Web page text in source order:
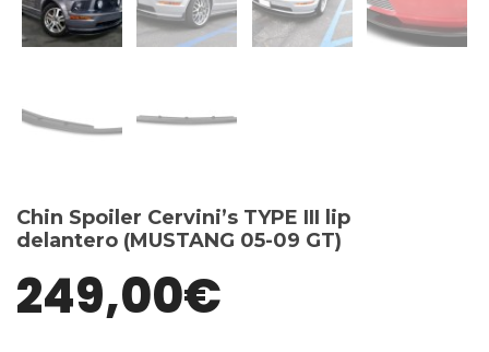
Chin Spoiler Cervini’s TYPE III lip
delantero (MUSTANG 05-09 GT)
249,00€